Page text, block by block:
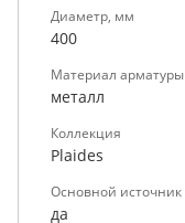
Диаметр, мм
400
Материал арматуры
металл
Коллекция
Plaides
Основной
да